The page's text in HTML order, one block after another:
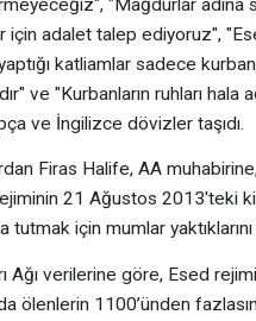
"Mağdurlar adına
için adalet talep ediyoruz",
katliamlar sadece
ve "Kurbanların ruhları hala
ve İngilizce dövizler taşıdı.
Firas Halife, AA
21 Ağustos 2013'teki
tutmak için mumlar
Ağı verilerine göre, Esed
ölenlerin 1100’ünden